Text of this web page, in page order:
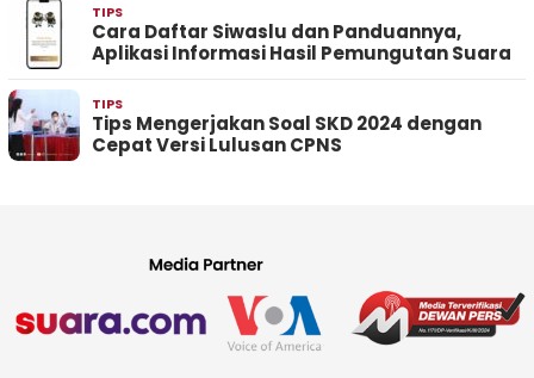
TIPS
Cara Daftar Siwaslu dan Panduannya,
Aplikasi Informasi Hasil Pemungutan Suara
TIPS
Tips Mengerjakan Soal SKD 2024 dengan
Cepat Versi Lulusan CPNS